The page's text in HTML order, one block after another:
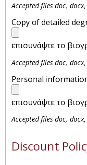
Accepted files doc,
Copy of detailed
επισυνάψτε το
Accepted files doc,
Personal
επισυνάψτε το
Accepted files doc,
Discount